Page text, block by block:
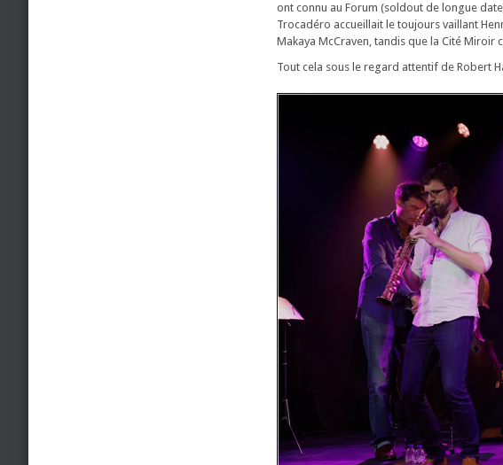
ont connu au Forum (soldout de longue
Trocadéro accueillait le toujours vaillant
Makaya McCraven, tandis que la Cité Miroir
Tout cela sous le regard attentif de Robert